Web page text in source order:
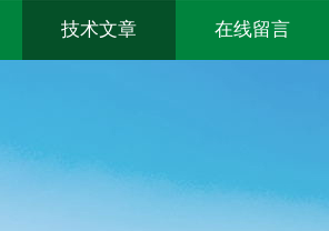
技术文章 在线留言